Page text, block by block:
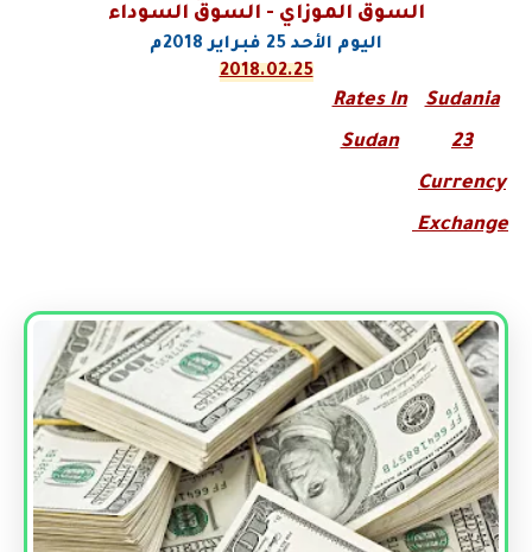
السوق الموزاي - السوق السوداء
اليوم الأحد فبراير2018م
2018.02.25
Sudania
23
Currency
Exchange
Rates In
Sudan